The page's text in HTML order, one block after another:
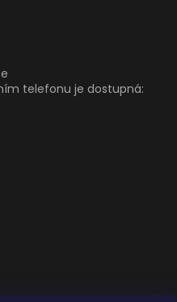
telefonu je dostupná: